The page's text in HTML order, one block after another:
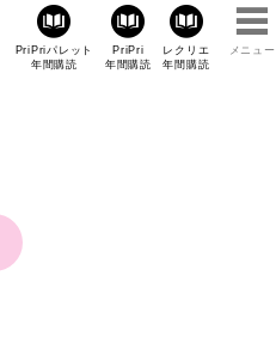
PriPriパレット
年間購読
PriPri
年間購読
レクリエ
年間購読
メニュー